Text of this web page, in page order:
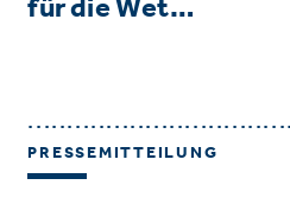
für die Wet…
PRESSEMITTEILUNG